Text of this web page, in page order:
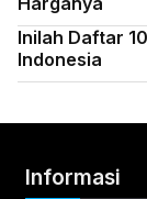
Inilah Daftar
Indonesia
Informasi